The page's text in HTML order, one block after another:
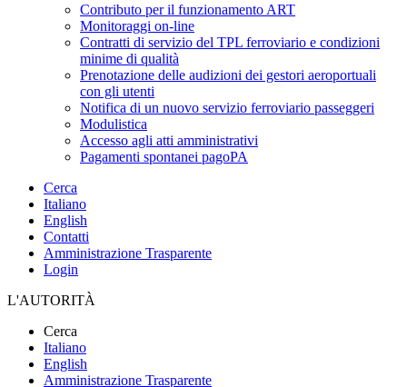
Contributo per il funzionamento ART
Monitoraggi on-line
Contratti di servizio del TPL ferroviario e condizioni
minime di qualità
Prenotazione delle audizioni dei gestori aeroportuali
con gli utenti
Notifica di un nuovo servizio ferroviario passeggeri
Modulistica
Accesso agli atti amministrativi
Pagamenti spontanei pagoPA
Cerca
Italiano
English
Contatti
Amministrazione Trasparente
Login
L'AUTORITÀ
Cerca
Italiano
English
Amministrazione Trasparente